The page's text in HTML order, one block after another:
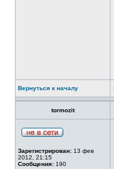
Вернуться к началу
tormozit
Зарегистрирован: 13 фев
2012, 21:15
Сообщения: 190